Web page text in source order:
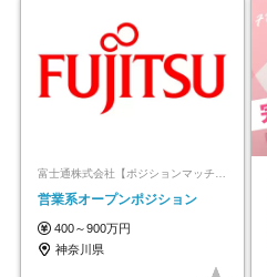
富士通株式会社【ポジションマッチ登録】
営業系オープンポジション
400～900万円
神奈川県